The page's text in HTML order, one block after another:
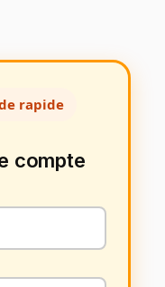
rapide
compte